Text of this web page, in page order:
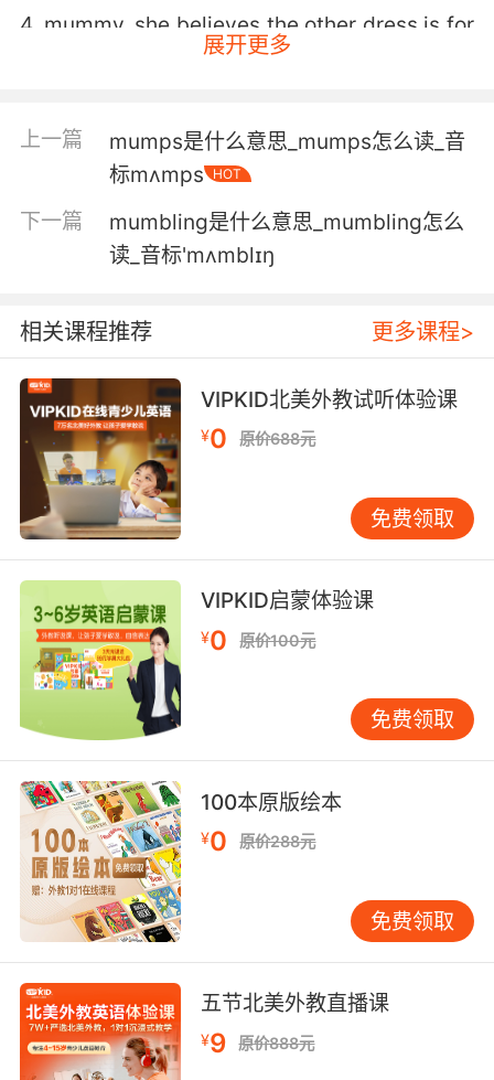
4. mummy, she believes the other dress is for
5. We're putting on a show for our mummies.
6. This mummy is not only a part of our
这个木乃伊不止是我们文化遗产的一部分
7. I think it's something to do with my
mummy.
我觉得这个习惯和我妈有关
8. and I almost fainted, too, because it was a
mummy.
我也差点晕了 那是个木乃伊
9. and there's another mummy here is a
coincidence.
和这里又发现一具木乃伊只是巧合
10. Remove the medallions, and the mummies
fall.
移动大勋章 木乃伊应声倒地
展开更多
上一篇
mumps是什么意思_mumps怎么读_音
标mʌmps
HOT
下一篇
mumbling是什么意思_mumbling怎么
读_音标'mʌmblɪŋ
相关课程推荐 更多课程>
VIPKID北美外教试听体验课
¥0 原价688元
免费领取
VIPKID启蒙体验课
¥0 原价100元
免费领取
100本原版绘本
¥0 原价288元
免费领取
五节北美外教直播课
¥9 原价888元